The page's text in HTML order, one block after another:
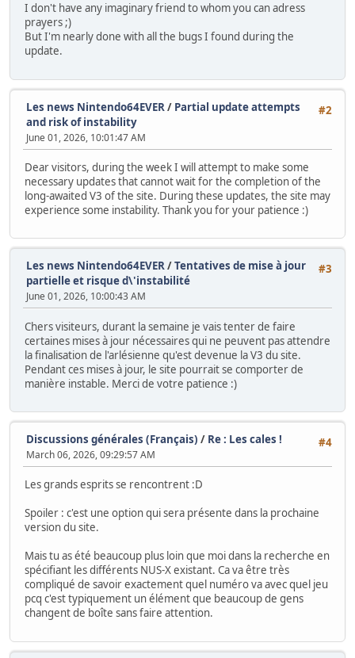
I don't have any imaginary friend to whom you can adress
prayers ;)
But I'm nearly done with all the bugs I found during the
update.
#2
Les news Nintendo64EVER / Partial update attempts
and risk of instability
June 01, 2026, 10:01:47 AM
Dear visitors, during the week I will attempt to make some
necessary updates that cannot wait for the completion of the
long-awaited V3 of the site. During these updates, the site may
experience some instability. Thank you for your patience :)
#3
Les news Nintendo64EVER/Tentatives de mise à jour
partielle et risque d\'instabilité
June 01, 2026, 10:00:43 AM
Chers visiteurs, durant la semaine je vais tenter de faire
certaines mises à jour nécessaires qui ne peuvent pas attendre
la finalisation de l'arlésienne qu'est devenue la V3 du site.
Pendant ces mises à jour, le site pourrait se comporter de
manière instable. Merci de votre patience :)
#4
Discussions générales (Français) / Re : Les cales !
March 06, 2026, 09:29:57 AM
Les grands esprits se rencontrent :D
Spoiler : c'est une option qui sera présente dans la prochaine
version du site.
Mais tu as été beaucoup plus loin que moi dans la recherche en
spécifiant les différents NUS-X existant. Ca va être très
compliqué de savoir exactement quel numéro va avec quel jeu
pcq c'est typiquement un élément que beaucoup de gens
changent de boîte sans faire attention.